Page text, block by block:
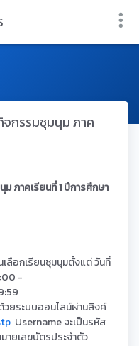
จกรรมชุมนุม ภาค
ภาคเรียนที่ 1 ปีการศึกษา
ลือกเรียนชุมนุมตั้งแต่ วันที่
-
วยระบบออนไลน์ผ่านลิงค์
Username จะเป็นรหัส
ายเลขบัตรประจำตัว